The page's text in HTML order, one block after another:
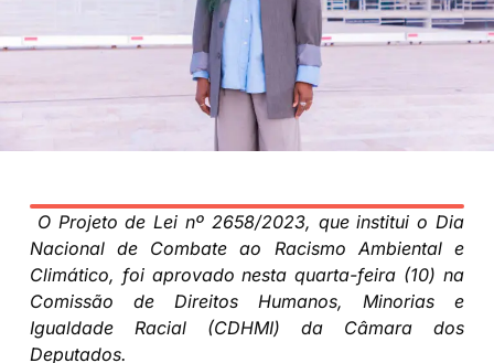
O Projeto de Lei nº 2658/2023, que institui o Dia
Nacional de Combate ao Racismo Ambiental e
Climático, foi aprovado nesta quarta-feira (10) na
Comissão de Direitos Humanos, Minorias e
Igualdade Racial (CDHMI) da Câmara dos
Deputados.